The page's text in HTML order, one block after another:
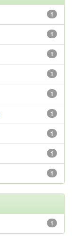
1
1
1
1
1
1
1
1
1
1